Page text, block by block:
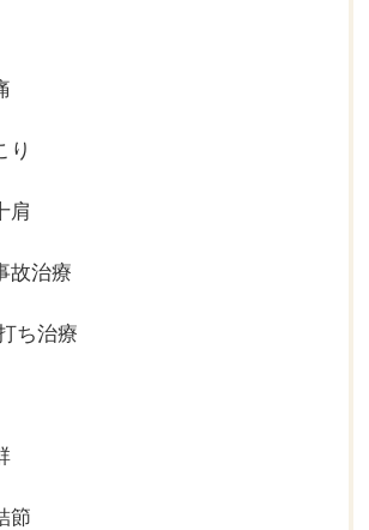
り
肩
故治療
ち治療
節